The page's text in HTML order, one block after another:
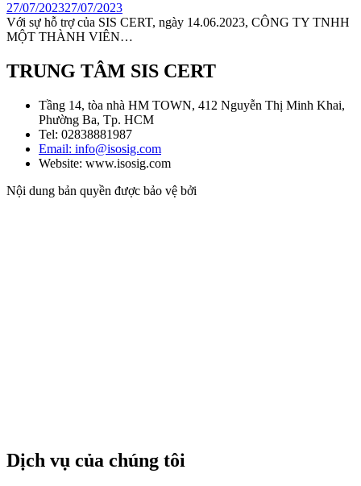
27/07/202327/07/2023
Với sự hỗ trợ của SIS CERT, ngày 14.06.2023, CÔNG TY TNHH
MỘT THÀNH VIÊN…
TRUNG TÂM SIS CERT
Tầng 14, tòa nhà HM TOWN, 412 Nguyễn Thị Minh Khai,
Phường Ba, Tp. HCM
Tel: 02838881987
Email: info@isosig.com
Website: www.isosig.com
Nội dung bản quyền được bảo vệ bởi
Dịch vụ của chúng tôi